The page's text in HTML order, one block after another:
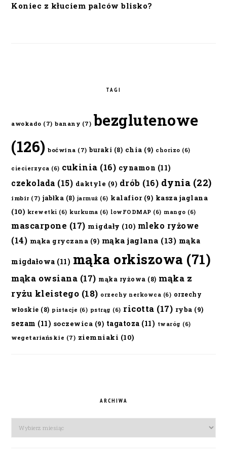
Koniec z kłuciem palców blisko?
TAGI
awokado (7) banany (7) bezglutenowe
(126) boćwina (7) buraki (8) chia (9) chorizo (6)
ciecierzyca (6) cukinia (16) cynamon (11)
czekolada (15) daktyle (9) drób (16) dynia (22)
imbir (7) jabłka (8) jarmuż (6) kalafior(9) kasza jaglana
(10) krewetki (6) kurkuma (6) lowFODMAP (6) mango (6)
mascarpone (17) migdały (10) mleko ryżowe
(14) mąka gryczana (9) mąka jaglana (13) mąka
migdałowa (11) mąka orkiszowa (71)
mąka owsiana (17) mąka ryżowa (8) mąka z
ryżu kleistego (18) orzechy nerkowca (6) orzechy
włoskie (8) pistacje (6) pstrąg (6) ricotta (17) ryba (9)
sezam (11) soczewica (9) tagatoza (11) twaróg (6)
wegetariańskie (7) ziemniaki (10)
ARCHIWA
Archiwa